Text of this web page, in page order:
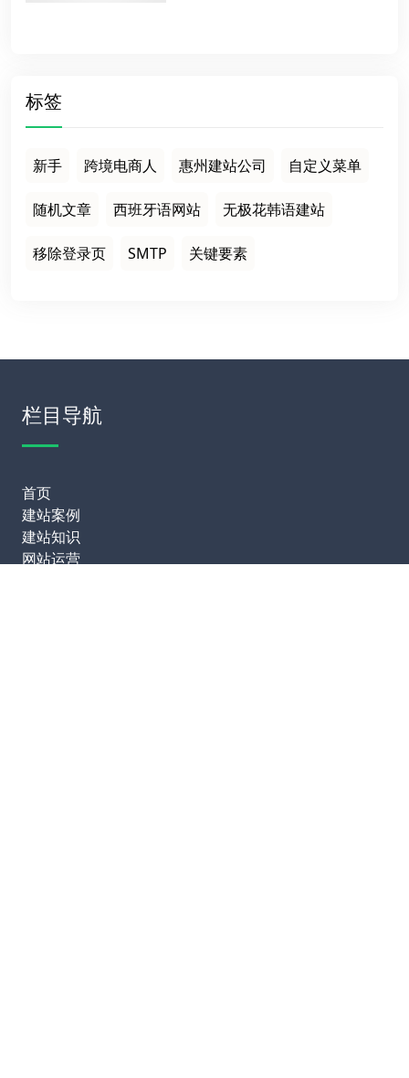
标签
新手 跨境电商人 惠州建站公司 自定义菜单
随机文章 西班牙语网站 无极花韩语建站
移除登录页 SMTP 关键要素
栏目导航
首页
建站案例
建站知识
网站运营